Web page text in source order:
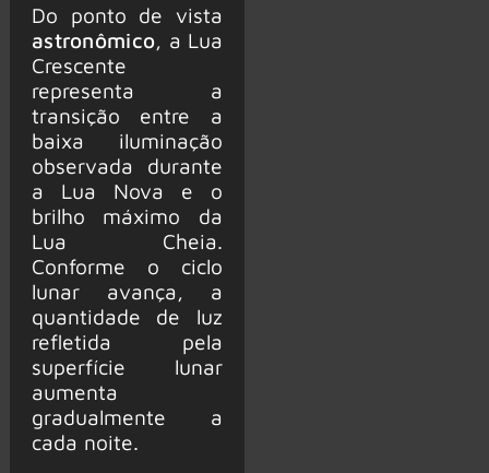
Do ponto de vista
astronômico, a Lua
Crescente
representa a
transição entre a
baixa iluminação
observada durante
a Lua Nova e o
brilho máximo da
Lua Cheia.
Conforme o ciclo
lunar avança, a
quantidade de luz
refletida pela
superfície lunar
aumenta
gradualmente a
cada noite.